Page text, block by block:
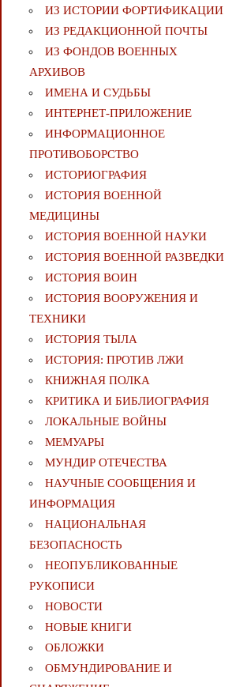
ИЗ ИСТОРИИ ФОРТИФИКАЦИИ
ИЗ РЕДАКЦИОННОЙ ПОЧТЫ
ИЗ ФОНДОВ ВОЕННЫХ
АРХИВОВ
ИМЕНА И СУДЬБЫ
ИНТЕРНЕТ-ПРИЛОЖЕНИЕ
ИНФОРМАЦИОННОЕ
ПРОТИВОБОРСТВО
ИСТОРИОГРАФИЯ
ИСТОРИЯ ВОЕННОЙ
МЕДИЦИНЫ
ИСТОРИЯ ВОЕННОЙ НАУКИ
ИСТОРИЯ ВОЕННОЙ РАЗВЕДКИ
ИСТОРИЯ ВОИН
ИСТОРИЯ ВООРУЖЕНИЯ И
ТЕХНИКИ
ИСТОРИЯ ТЫЛА
ИСТОРИЯ: ПРОТИВ ЛЖИ
КНИЖНАЯ ПОЛКА
КРИТИКА И БИБЛИОГРАФИЯ
ЛОКАЛЬНЫЕ ВОЙНЫ
МЕМУАРЫ
МУНДИР ОТЕЧЕСТВА
НАУЧНЫЕ СООБЩЕНИЯ И
ИНФОРМАЦИЯ
НАЦИОНАЛЬНАЯ
БЕЗОПАСНОСТЬ
НЕОПУБЛИКОВАННЫЕ
РУКОПИСИ
НОВОСТИ
НОВЫЕ КНИГИ
ОБЛОЖКИ
ОБМУНДИРОВАНИЕ И